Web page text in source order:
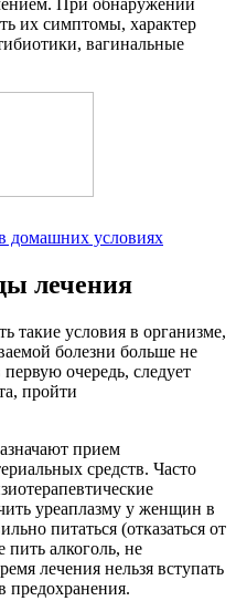
При обнаружении
их симптомы, характер
вагинальные
домашних условиях
лечения
такие условия в организме,
болезни больше не
очередь, следует
пройти
прием
средств. Часто
уреаплазму у женщин в
питаться (отказаться от
алкоголь, не
лечения нельзя вступать
предохранения.